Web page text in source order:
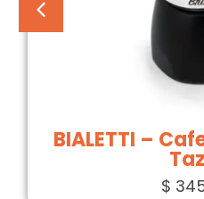
BIALETTI –
$